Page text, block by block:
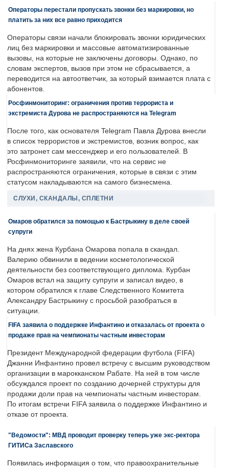
Операторы перестали пропускать звонки без маркировки, но
платить за них все равно приходится
Операторы связи начали блокировать звонки юридических
лиц без маркировки и массовые автоматизированные
вызовы, на которые не заключены договоры. Однако, по
словам экспертов, вызов при этом не сбрасывается, а
переводится на автоответчик, за который взимается плата с
абонентов.
Росфинмониторинг: ограничения против террориста и
экстремиста Дурова не распространяются на Telegram
После того, как основателя Telegram Павла Дурова внесли
в список террористов и экстремистов, возник вопрос, как
это затронет сам мессенджер и его пользователей. В
Росфинмониторинге заявили, что на сервис не
распространяются ограничения, которые в связи с этим
статусом накладываются на самого бизнесмена.
СЛУХИ, СКАНДАЛЫ, СПЛЕТНИ
Омаров обратился за помощью к Бастрыкину в деле своей
супруги
На днях жена Курбана Омарова попала в скандал.
Валерию обвинили в ведении косметологической
деятельности без соответствующего диплома. Курбан
Омаров встал на защиту супруги и записал видео, в
котором обратился к главе Следственного Комитета
Александру Бастрыкину с просьбой разобраться в
ситуации.
FIFA заявила о поддержке Инфантино и отказалась от проекта о
продаже прав на чемпионаты частным инвесторам
Президент Международной федерации футбола (FIFA)
Джанни Инфантино провел встречу с высшим руководством
организации в марокканском Рабате. На ней в том числе
обсуждался проект по созданию дочерней структуры для
продажи доли прав на чемпионаты частным инвесторам.
По итогам встречи FIFA заявила о поддержке Инфантино и
отказе от проекта.
"Ведомости": МВД проводит проверку теперь уже экс-ректора
ГИТИСа Заславского
Появилась информация о том, что правоохранительные